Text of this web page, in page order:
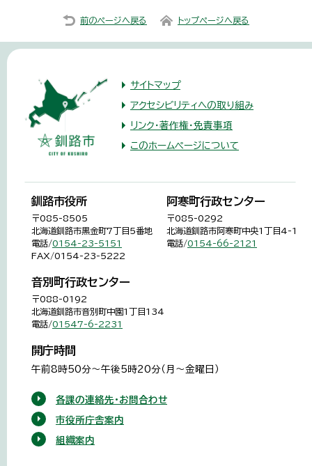
前のページへ戻る トップページへ戻る
サイトマップ
アクセシビリティへの取り組み
リンク・著作権・免責事項
このホームページについて
釧路市役所
〒085-8505
北海道釧路市黒金町7丁目5番地
電話/0154-23-5151
FAX/0154-23-5222
阿寒町行政センター
〒085-0292
北海道釧路市阿寒町中央1丁目4-1
電話/0154-66-2121
音別町行政センター
〒088-0192
北海道釧路市音別町中園1丁目134
電話/01547-6-2231
開庁時間
午前8時50分～午後5時20分（月～金曜日）
各課の連絡先・お問合わせ
市役所庁舎案内
組織案内